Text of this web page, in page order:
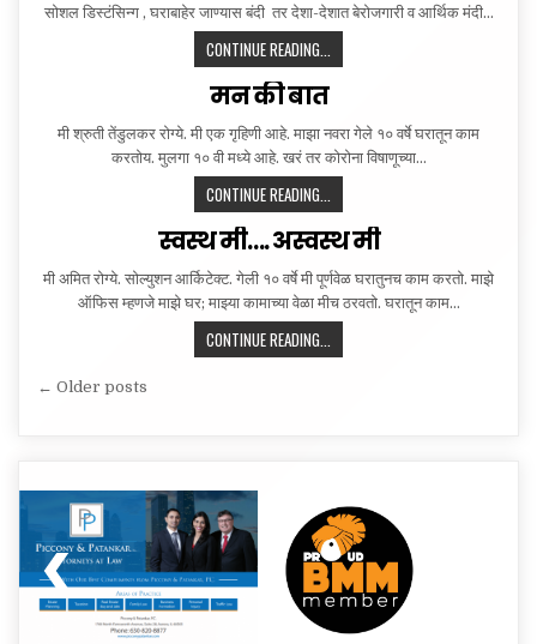
सोशल डिस्टंसिन्ग , घराबाहेर जाण्यास बंदी तर देशा-देशात बेरोजगारी व आर्थिक मंदी…
CONTINUE READING...
–
मन की बात
मी श्रुती तेंडुलकर रोग्ये. मी एक गृहिणी आहे. माझा नवरा गेले १० वर्षे घरातून काम
करतोय. मुलगा १० वी मध्ये आहे. खरं तर कोरोना विषाणूच्या…
CONTINUE READING...
की
बात
स्वस्थ मी…. अस्वस्थ मी
मी अमित रोग्ये. सोल्युशन आर्किटेक्ट. गेली १० वर्षे मी पूर्णवेळ घरातुनच काम करतो. माझे
ऑफिस म्हणजे माझे घर; माझ्या कामाच्या वेळा मीच ठरवतो. घरातून काम…
CONTINUE READING...
मी….
Posts
← Older posts